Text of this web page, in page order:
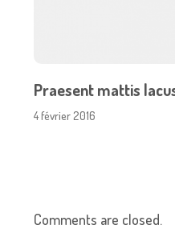
Praesent mattis
4 février 2016
Comments are closed.